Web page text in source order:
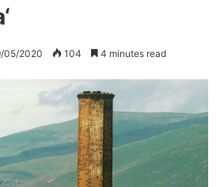
05/2020 104 4 minutes read